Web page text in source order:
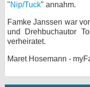
"Nip/Tuck" annahm.
Famke Janssen war
und Drehbuchautor
verheiratet.
Maret Hosemann -